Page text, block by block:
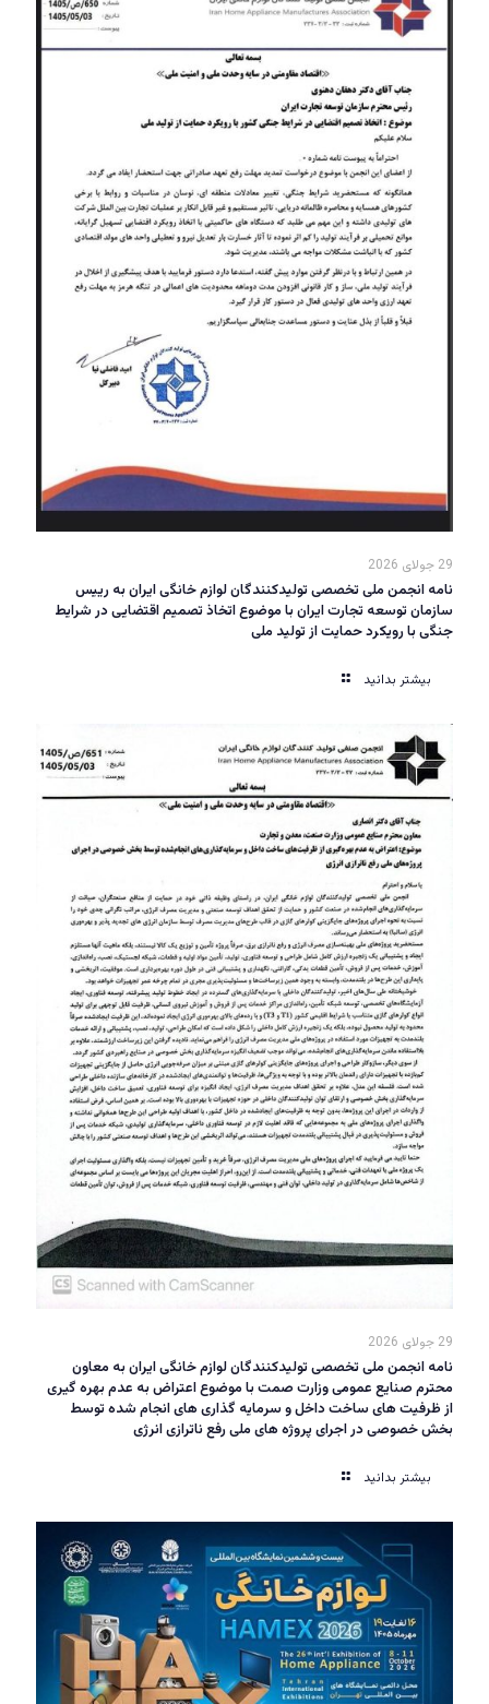
29 جولای 2026
نامه انجمن ملی تخصصی تولیدکنندگان لوازم خانگی ایران به رییس
سازمان توسعه تجارت ایران با موضوع اتخاذ تصمیم اقتضایی در شرایط
جنگی با رویکرد حمایت از تولید ملی
بیشتر بدانید
29 جولای 2026
نامه انجمن ملی تخصصی تولیدکنندگان لوازم خانگی ایران به معاون
محترم صنایع عمومی وزارت صمت با موضوع اعتراض به عدم بهره گیری
از ظرفیت های ساخت داخل و سرمایه گذاری های انجام شده توسط
بخش خصوصی در اجرای پروژه های ملی رفع ناترازی انرژی
بیشتر بدانید